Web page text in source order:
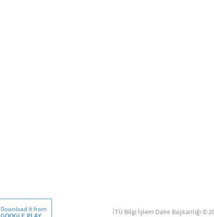
Download it from İTÜ Bilgi İşlem Daire Başkanlığı ©